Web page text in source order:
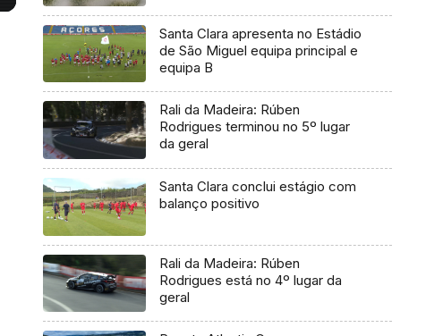
Santa Clara apresenta no Estádio
de São Miguel equipa principal e
equipa B
Rali da Madeira: Rúben
Rodrigues terminou no 5º lugar
da geral
Santa Clara conclui estágio com
balanço positivo
Rali da Madeira: Rúben
Rodrigues está no 4º lugar da
geral